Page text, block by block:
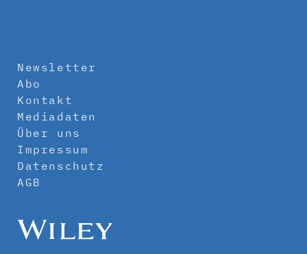
Newsletter
Abo
Kontakt
Mediadaten
Über uns
Impressum
Datenschutz
AGB